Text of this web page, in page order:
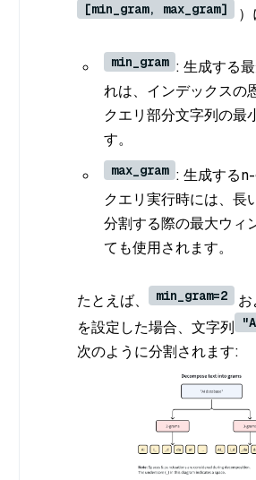
[min_gram, max_gram] ）
min_gram : 生成する
れは、インデックスの
クエリ部分文字列の最
す。
max_gram : 生成するn-
クエリ実行時には、長
分割する際の最大ウィ
ても使用されます。
たとえば、 min_gram=2
を設定した場合、文字列
次のように分割されます: